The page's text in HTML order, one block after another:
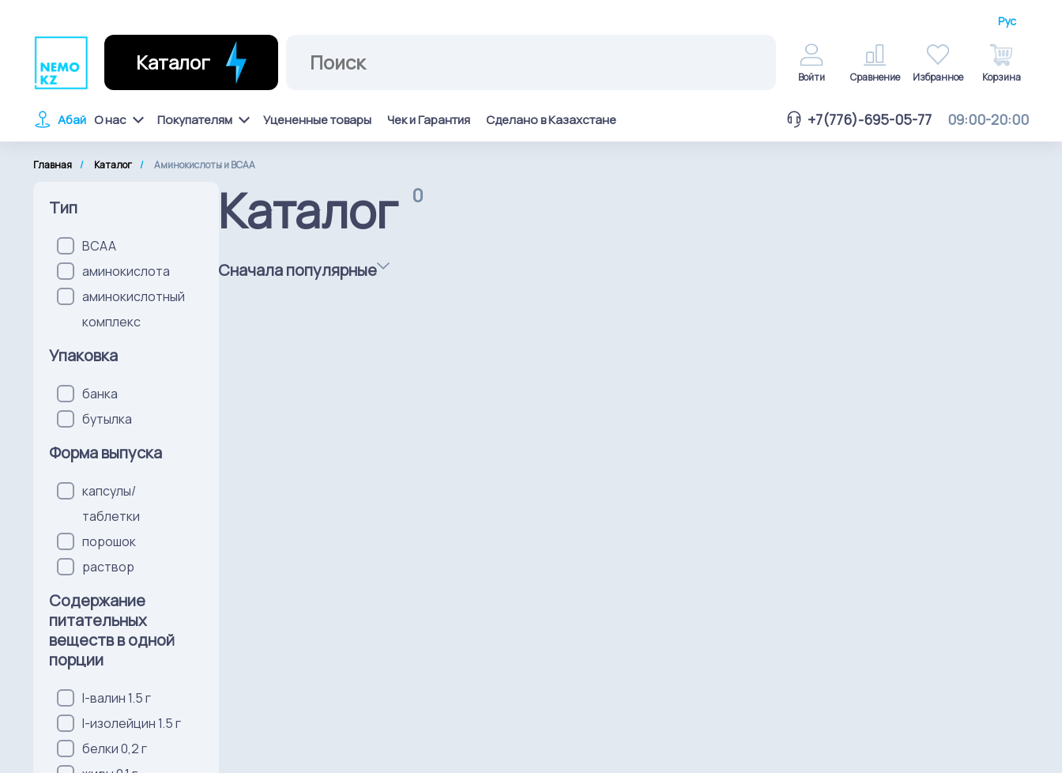
Рус
Каталог
Войти Сравнение Избранное Корзина
Абай О нас Покупателям Уцененные товары Чек и Гарантия Сделано в Казахстане +7(776)-695-05-77 09:00-20:00
Главная Каталог Аминокислоты и BCAA
Тип
ВСАА
аминокислота
аминокислотный
комплекс
Упаковка
банка
бутылка
Форма выпуска
капсулы/
таблетки
порошок
раствор
Содержание
питательных
веществ в одной
порции
l-валин 1.5 г
l-изолейцин 1.5 г
белки 0,2 г
Каталог 0
Сначала популярные